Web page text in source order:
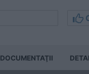
DOCUMENTAŢII